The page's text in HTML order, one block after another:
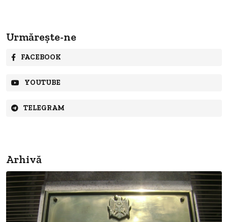
Urmărește-ne
FACEBOOK
YOUTUBE
TELEGRAM
Arhivă